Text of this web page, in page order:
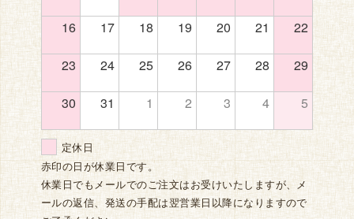
16 17 18 19 20 21 22
23 24 25 26 27 28 29
30 31 1 2 3 4 5
定休日
赤印の日が休業日です。
休業日でもメールでのご注文はお受けいたしますが、メ
ールの返信、発送の手配は翌営業日以降になりますので